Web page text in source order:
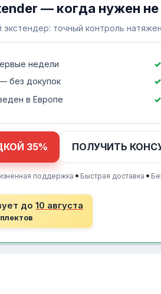
— когда нужен
экстендер: точный контроль
недели
без докупок
в Европе
35% ПОЛУЧИТЬ
поддержка • Быстрая доставка •
до 10 августа